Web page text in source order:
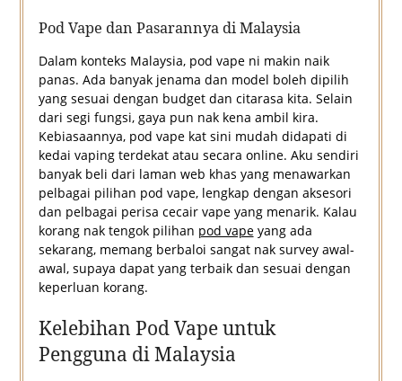
Pod Vape dan Pasarannya di Malaysia
Dalam konteks Malaysia, pod vape ni makin naik
panas. Ada banyak jenama dan model boleh dipilih
yang sesuai dengan budget dan citarasa kita. Selain
dari segi fungsi, gaya pun nak kena ambil kira.
Kebiasaannya, pod vape kat sini mudah didapati di
kedai vaping terdekat atau secara online. Aku sendiri
banyak beli dari laman web khas yang menawarkan
pelbagai pilihan pod vape, lengkap dengan aksesori
dan pelbagai perisa cecair vape yang menarik. Kalau
korang nak tengok pilihan pod vapeyang ada
sekarang, memang berbaloi sangat nak survey awal-
awal, supaya dapat yang terbaik dan sesuai dengan
keperluan korang.
Kelebihan Pod Vape untuk
Pengguna di Malaysia